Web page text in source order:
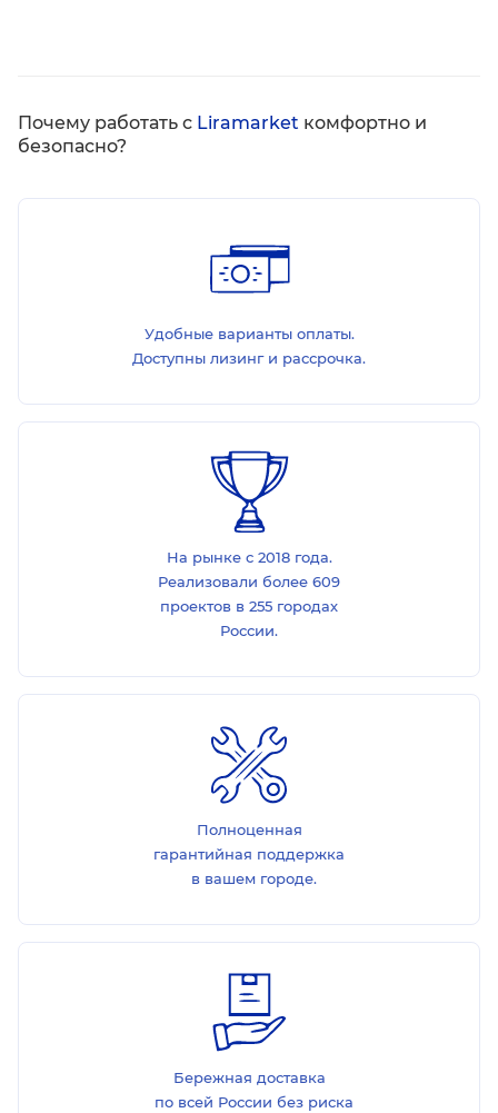
Почему работать с Liramarket комфортно и
безопасно?
Удобные варианты оплаты.
Доступны лизинг и рассрочка.
На рынке с 2018 года.
Реализовали более 609
проектов в 255 городах
России.
Полноценная
гарантийная поддержка
в вашем городе.
Бережная доставка
по всей России без риска